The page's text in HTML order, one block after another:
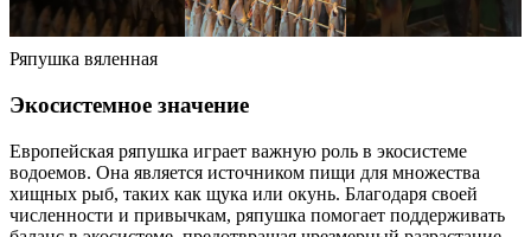
Ряпушка вяленная
Экосистемное значение
Европейская ряпушка играет важную роль в экосистеме
водоемов. Она является источником пищи для множества
хищных рыб, таких как щука или окунь. Благодаря своей
численности и привычкам, ряпушка помогает поддерживать